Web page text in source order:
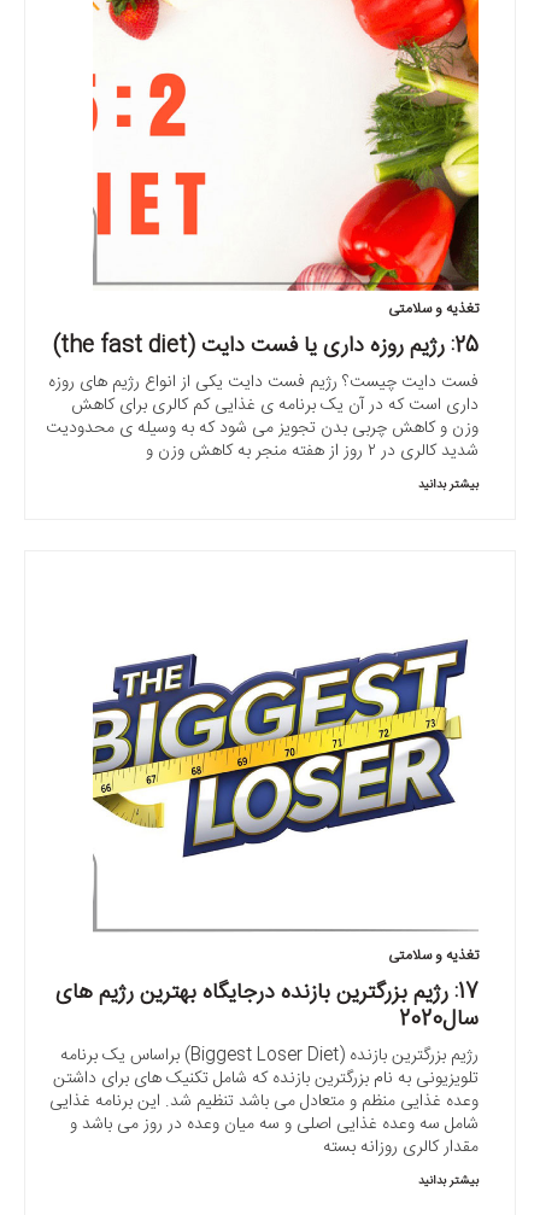
تغذیه و سلامتی
25: رژیم روزه داری یا فست دایت (the fast diet)
فست دایت چیست؟ رژیم فست دایت یکی از انواع رژیم های روزه
داری است که در آن یک برنامه ی غذایی کم کالری برای کاهش
وزن و کاهش چربی بدن تجویز می شود که به وسیله ی محدودیت
شدید کالری در ۲ روز از هفته منجر به کاهش وزن و
بیشتر بدانید
تغذیه و سلامتی
17: رژیم بزرگترین بازنده درجایگاه بهترین رژیم های
سال2020
رژیم بزرگترین بازنده (Biggest Loser Diet) براساس یک برنامه
تلویزیونی به نام بزرگترین بازنده که شامل تکنیک های برای داشتن
وعده غذایی منظم و متعادل می باشد تنظیم شد. این برنامه غذایی
شامل سه وعده غذایی اصلی و سه میان وعده در روز می باشد و
مقدار کالری روزانه بسته
بیشتر بدانید